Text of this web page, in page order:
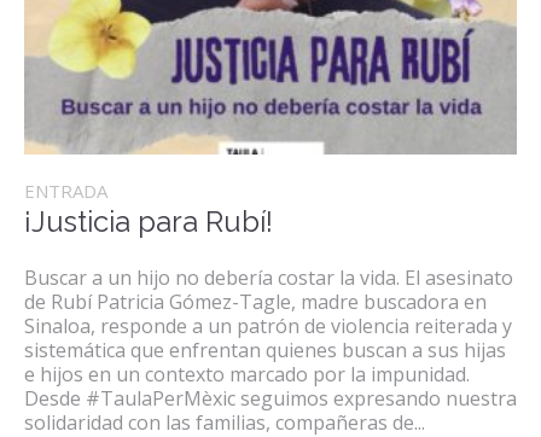
ENTRADA
¡Justicia para Rubí!
Buscar a un hijo no debería costar la vida. El asesinato
de Rubí Patricia Gómez-Tagle, madre buscadora en
Sinaloa, responde a un patrón de violencia reiterada y
sistemática que enfrentan quienes buscan a sus hijas
e hijos en un contexto marcado por la impunidad.
Desde #TaulaPerMèxic seguimos expresando nuestra
solidaridad con las familias, compañeras de...